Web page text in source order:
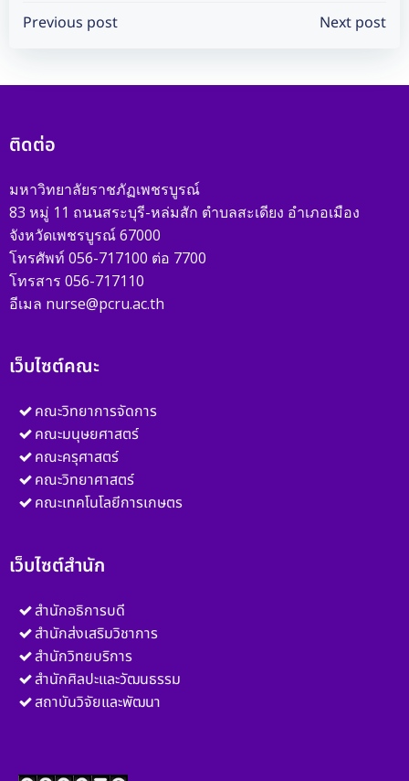
Post
navigation
Previous post
navigation
Next post
ติดต่อ
มหาวิทยาลัยราชภัฏเพชรบูรณ์
83 หมู่ 11 ถนนสระบุรี-หล่มสัก ตำบลสะเดียง อำเภอเมือง
จังหวัดเพชรบูรณ์ 67000
โทรศัพท์ 056-717100 ต่อ 7700
โทรสาร 056-717110
อีเมล nurse@pcru.ac.th
เว็บไซต์คณะ
คณะวิทยาการจัดการ
คณะมนุษยศาสตร์
คณะครุศาสตร์
คณะวิทยาศาสตร์
คณะเทคโนโลยีการเกษตร
เว็บไซต์สำนัก
สำนักอธิการบดี
สำนักส่งเสริมวิชาการ
สำนักวิทยบริการ
สำนักศิลปะและวัฒนธรรม
สถาบันวิจัยและพัฒนา